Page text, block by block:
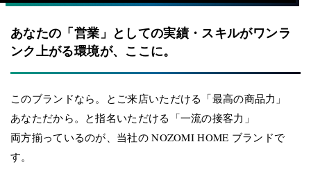
あなたの「営業」としての実績・スキルがワンラ
ンク上がる環境が、ここに。
このブランドなら。とご来店いただける「最高の商品力」
あなただから。と指名いただける「一流の接客力」
両方揃っているのが、当社の NOZOMI HOME ブランドで
す。